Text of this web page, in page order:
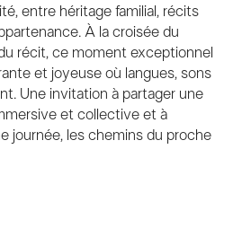
entre héritage familial, récits
À la croisée du
récit, ce moment exceptionnel
et joyeuse où langues, sons
Une invitation à partager une
et collective et à
journée, les chemins du proche